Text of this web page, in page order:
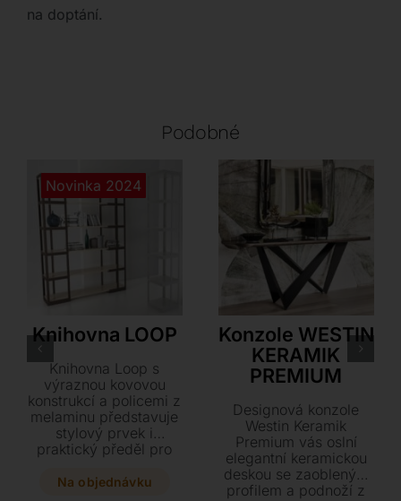
na doptání.
Podobné
Novinka 2024
Knihovna LOOP
Knihovna Loop s
výraznou kovovou
konstrukcí a policemi z
melaminu představuje
stylový prvek i
praktický předěl pro
si z několika rozměrů a
Na objednávku
Cattelan Italia
Konzole WESTIN
KERAMIK
PREMIUM
Designová konzole
Westin Keramik
Premium vás oslní
elegantní keramickou
deskou se zaobleným
profilem a podnoží z